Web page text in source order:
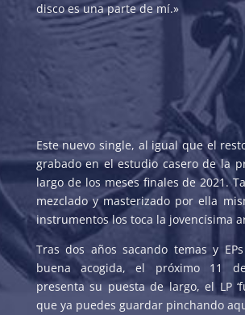
disco es una parte de mí.»
Este nuevo single, al igual que el
grabado en el estudio casero de la
largo de los meses finales de 2021.
mezclado y masterizado por ella
instrumentos los toca la jovencísima
Tras dos años sacando temas y
buena acogida, el próximo 11
presenta su puesta de largo, el LP
que ya puedes guardar pinchando